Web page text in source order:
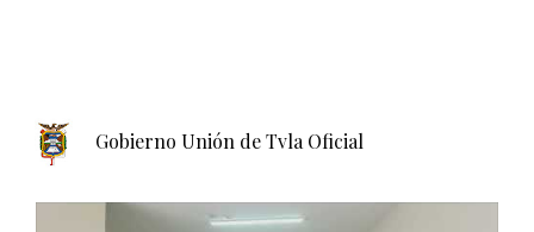
Gobierno Unión de Tvla Oficial